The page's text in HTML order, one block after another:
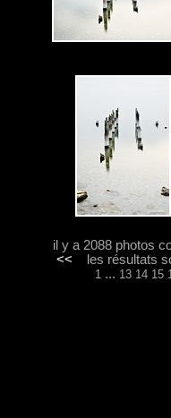
il y a 2088 photos
<< les résultats
1 ... 13 14 15